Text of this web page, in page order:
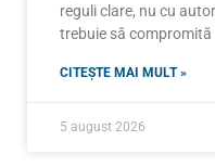
reguli clare, nu cu
trebuie să compromită
CITEȘTE MAI MULT »
5 august 2026